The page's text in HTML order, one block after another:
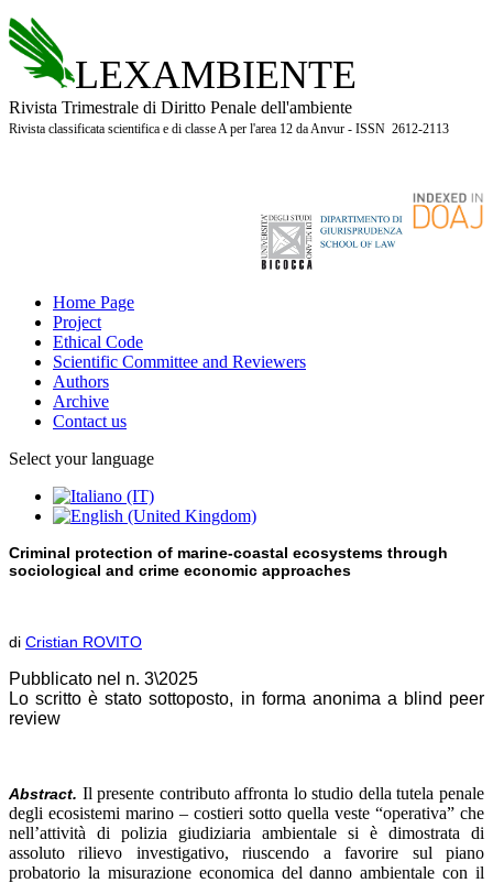
LEXAMBIENTE
Rivista Trimestrale di Diritto Penale dell'ambiente
Rivista classificata scientifica e di classe A per l'area 12 da Anvur - ISSN 2612-2113
Home Page
Project
Ethical Code
Scientific Committee and Reviewers
Authors
Archive
Contact us
Select your language
Criminal protection of marine-coastal ecosystems through
sociological and crime economic approaches
di Cristian ROVITO
Pubblicato nel n. 3\2025
Lo scritto è stato sottoposto, in forma anonima a blind peer
review
Abstract. Il presente contributo affronta lo studio della tutela penale
degli ecosistemi marino – costieri sotto quella veste “operativa” che
nell’attività di polizia giudiziaria ambientale si è dimostrata di
assoluto rilievo investigativo, riuscendo a favorire sul piano
probatorio la misurazione economica del danno ambientale con il